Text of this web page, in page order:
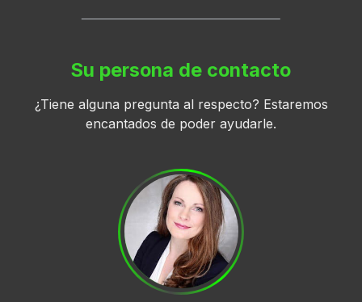
Su persona de contacto
¿Tiene alguna pregunta al respecto? Estaremos
encantados de poder ayudarle.